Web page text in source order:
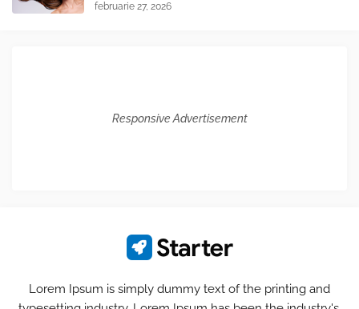
februarie 27, 2026
Responsive Advertisement
Lorem Ipsum is simply dummy text of the printing and